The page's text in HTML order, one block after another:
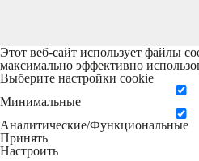
Этот веб-сайт использует файлы
максимально эффективно
Выберите настройки cookie
Минимальные
Аналитические/Функциональные
Принять
Настроить